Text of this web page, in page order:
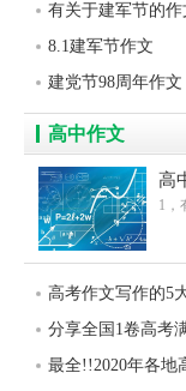
有关于建军节的作
8.1建军节作文
建党节98周年作文
高中作文
高
1，
高考作文写作的5
分享全国1卷高考
最全!!2020年各地